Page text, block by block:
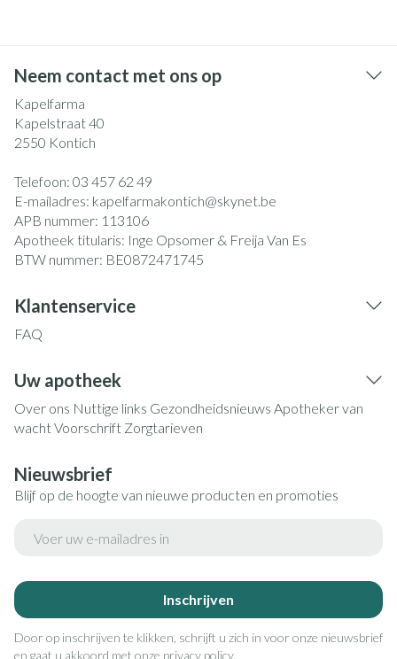
Neem contact met ons op
Kapelfarma
Kapelstraat 40
2550 Kontich
Telefoon: 03 457 62 49
E-mailadres: kapelfarmakontich@skynet.be
APB nummer: 113106
Apotheek titularis: Inge Opsomer & Freija Van Es
BTW nummer: BE0872471745
Klantenservice
FAQ
Uw apotheek
Over ons Nuttige links Gezondheidsnieuws Apotheker van
wachtVoorschrift Zorgtarieven
Nieuwsbrief
Blijf op de hoogte van nieuwe producten en promoties
Inschrijven
Door op inschrijven te klikken, schrijft u zich in voor onze nieuwsbrief
en gaat u akkoord met onze privacy policy.